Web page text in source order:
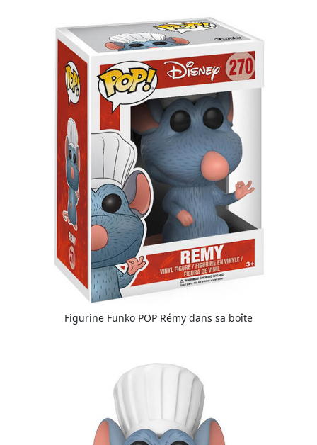
Figurine Funko POP Rémy dans sa boîte